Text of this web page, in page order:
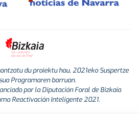
du proiektu hau, 2021eko Suspertze
Programaren barruan.
por la Diputación Foral de Bizkaia
Reactivación Inteligente 2021.